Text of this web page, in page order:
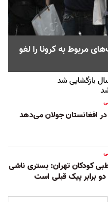
مربوط به کرونا را لغو
بازگشایی شد
در افغانستان جولان می‌دهد
کودکان تهران: بستری‌ ناشی
دو برابر پیک قبلی است